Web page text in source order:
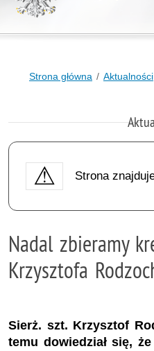
Strona główna Aktualności
Strona
Nadal zbieramy
Krzysztofa
Sierż. szt. Krzysztof
temu dowiedział się,